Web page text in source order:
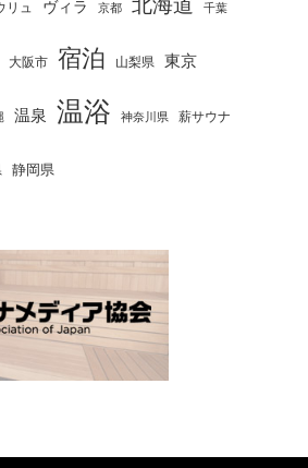
リュ ヴィラ 京都 千葉
大阪市 宿泊 山梨県 東京
温泉 温浴 神奈川県 薪サウナ
静岡県